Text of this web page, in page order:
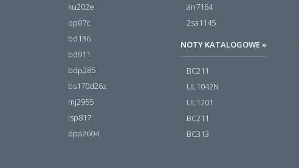
ku202e
op07c
bd136
bd911
bdp285
bs170d26z
mj2955
isp817
opa2604
an7164
2sa1145
NOTY KATALOGOWE »
BC211
UL1042N
UL1201
BC211
BC313